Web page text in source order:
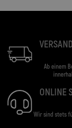
VERSAND
Ab einem
ONLINE
Wir sind stets